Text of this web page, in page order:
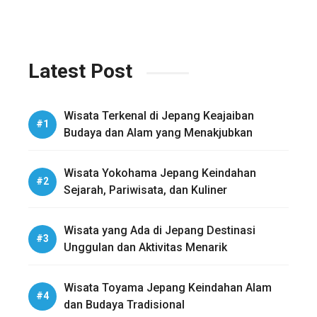
Latest Post
Wisata Terkenal di Jepang Keajaiban
Budaya dan Alam yang Menakjubkan
Wisata Yokohama Jepang Keindahan
Sejarah, Pariwisata, dan Kuliner
Wisata yang Ada di Jepang Destinasi
Unggulan dan Aktivitas Menarik
Wisata Toyama Jepang Keindahan Alam
dan Budaya Tradisional